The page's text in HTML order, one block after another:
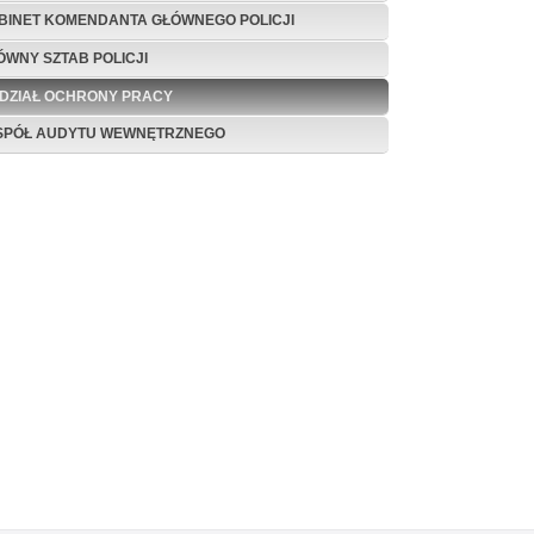
KOMENDANTA GŁÓWNEGO POLICJI
SZTAB POLICJI
OCHRONY PRACY
AUDYTU WEWNĘTRZNEGO